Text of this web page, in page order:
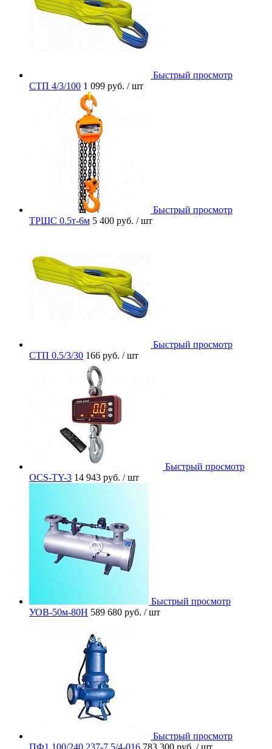
Быстрый просмотр
СТП 4/3/100 1 099 руб. / шт
Быстрый просмотр
ТРШС 0.5т-6м 5 400 руб. / шт
Быстрый просмотр
СТП 0.5/3/30 166 руб. / шт
Быстрый просмотр
OCS-TY-3 14 943 руб. / шт
Быстрый просмотр
УОВ-50м-80Н 589 680 руб. / шт
Быстрый просмотр